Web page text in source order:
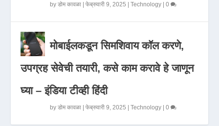
byडोम कावळा |फेब्रुवारी 9, 2025 |Technology |0
मोबाईलकडून सिमशिवाय कॉल करणे,
उपग्रह सेवेची तयारी, कसे काम करावे हे जाणून
घ्या – इंडिया टीव्ही हिंदी
byडोम कावळा |फेब्रुवारी 9, 2025 |Technology |0